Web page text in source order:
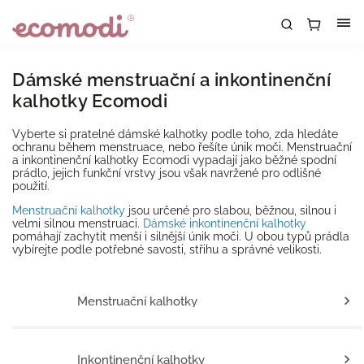
Dámské menstruační a inkontinenční
kalhotky Ecomodi
Vyberte si pratelné dámské kalhotky podle toho, zda hledáte
ochranu během menstruace, nebo řešíte únik moči. Menstruační
a inkontinenční kalhotky Ecomodi vypadají jako běžné spodní
prádlo, jejich funkční vrstvy jsou však navržené pro odlišné
použití.
Menstruační kalhotky jsou určené pro slabou, běžnou, silnou i
velmi silnou menstruaci. Dámské inkontinenční kalhotky
pomáhají zachytit menší i silnější únik moči. U obou typů prádla
vybírejte podle potřebné savosti, střihu a správné velikosti.
Menstruační kalhotky
Inkontinenční kalhotky